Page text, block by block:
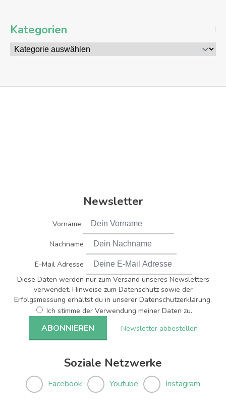
Kategorien
Newsletter
Vorname
Nachname
E-Mail Adresse
Diese Daten werden nur zum Versand unseres Newsletters
verwendet. Hinweise zum Datenschutz sowie der
Erfolgsmessung erhältst du in unserer Datenschutzerklärung.
Ich stimme der Verwendung meiner Daten zu.
Newsletter abbestellen
Soziale Netzwerke
Facebook Youtube Instagram